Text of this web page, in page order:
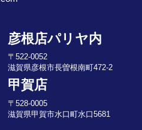
彦根店パリヤ内
〒522-0052
滋賀県彦根市長曽根南町472-2
甲賀店
〒528-0005
滋賀県甲賀市水口町水口5681